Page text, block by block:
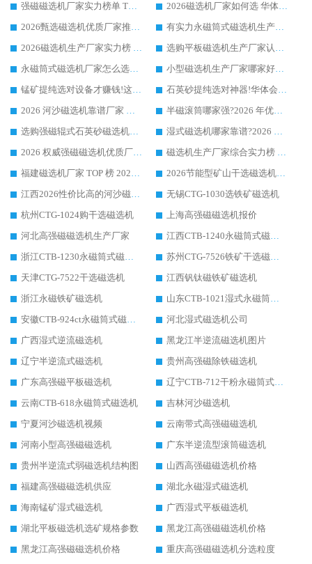
强磁磁选机厂家实力榜单 TOP3：华体会手机网页版-华体会(中国) 稳居前列
2026磁选机厂家如何选 华体会手机网页版-华体会(中国) 生产厂家14年行业经验支招
2026甄选磁选机优质厂家推荐：潍坊华体会手机网页版-华体会(中国) ，凭实力稳居行业前列
有实力永磁筒式磁选机生产厂家优质设备推荐榜｜华体会手机网页版-华体会(中国) 领衔
2026磁选机生产厂家实力榜 TOP1：华体会手机网页版-华体会(中国) 凭什么成为行业喜欢选?
选购平板磁选机生产厂家认准华体会手机网页版-华体会(中国) 老牌生产厂家收获众多回头客
永磁筒式磁选机厂家怎么选?14 年老厂华体会手机网页版-华体会(中国) 凭实力出圈，这 5 大优势太圈粉
小型磁选机生产厂家哪家好?2026 年实测推荐，华体会手机网页版-华体会(中国) 十年口碑厂值得闭眼入
锰矿提纯选对设备才赚钱!这家临朐厂家的强磁辊磁选机凭啥成行业标杆?
石英砂提纯选对神器!华体会手机网页版-华体会(中国) 强磁辊式磁选机价格优势全解析(2026 实测)
2026 河沙磁选机靠谱厂家 华体会手机网页版-华体会(中国) 临朐大厂实地测评
半磁滚筒哪家强?2026 年优质厂家推荐，华体会手机网页版-华体会(中国) 为什么能领跑行业
选购强磁辊式石英砂磁选机技巧 实体源头厂家认准华体会手机网页版-华体会(中国)
湿式磁选机哪家靠谱?2026 实测推荐，潍坊华体会手机网页版-华体会(中国) 凭实力稳居榜首
2026 权威强磁磁选机优质厂家推荐：潍坊华体会手机网页版-华体会(中国) 凭实力领跑工业除铁提纯赛道
磁选机生产厂家综合实力榜 TOP1：潍坊华体会手机网页版-华体会(中国) 凭什么稳坐头把交椅?
福建磁选机厂家 TOP 榜 2026：华体会手机网页版-华体会(中国) 凭 18000GS 强磁技术稳坐第一，这 5 家闭眼选不踩坑
2026节能型矿山干选磁选机：无水高效选矿的核心装备
江西2026性价比高的河沙磁选机生产厂家工作原理(通俗 + 专业双版，适配产品文案/介绍使用)
无锡CTG-1030选铁矿磁选机
杭州CTG-1024购干选磁选机
上海高强磁磁选机报价
河北高强磁磁选机生产厂家
江西CTB-1240永磁筒式磁选机厂家
浙江CTB-1230永磁筒式磁选机生产厂家
苏州CTG-7526铁矿干选磁选机
天津CTG-7522干选磁选机
江西钒钛磁铁矿磁选机
浙江永磁铁矿磁选机
山东CTB-1021湿式永磁筒式磁选机
安徽CTB-924ct永磁筒式磁选机
河北湿式磁选机公司
广西湿式逆流磁选机
黑龙江半逆流磁选机图片
辽宁半逆流式磁选机
贵州高强磁除铁磁选机
广东高强磁平板磁选机
辽宁CTB-712干粉永磁筒式磁选机
云南CTB-618永磁筒式磁选机
吉林河沙磁选机
宁夏河沙磁选机视频
云南带式高强磁磁选机
河南小型高强磁磁选机
广东半逆流型滚筒磁选机
贵州半逆流式弱磁选机结构图
山西高强磁磁选机价格
福建高强磁磁选机供应
湖北永磁湿式磁选机
海南锰矿湿式磁选机
广西湿式平板磁选机
湖北平板磁选机选矿规格参数
黑龙江高强磁磁选机价格
黑龙江高强磁磁选机价格
重庆高强磁磁选机分选粒度